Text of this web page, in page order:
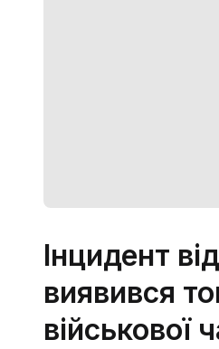
Інцидент
виявився
військової